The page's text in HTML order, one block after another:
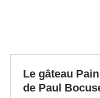
Le gâteau
de Paul